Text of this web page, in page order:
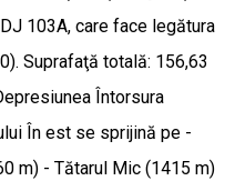
103A, care face legătura
Suprafaţă totală: 156,63
Întorsura
În est se sprijină pe -
m) - Tătarul Mic (1415 m)